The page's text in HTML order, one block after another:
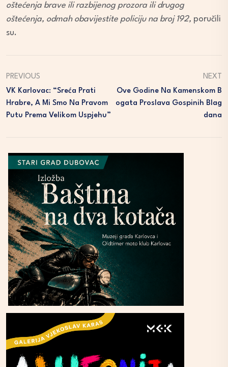
oštećenja brave ili razbijenog prozora ili drugog
oštećenja, odmah obavijestite policiju na broj 192, poručili
su.
PREVIOUS
VK Karlovac: “Sreća Prati
Hrabre, A Mi Smo Na Pravom
Putu Prema Velikom Uspjehu”
NEXT
Ove Godine Na Kamenskom B
Ogata Proslava Gospinih Blag
Dana